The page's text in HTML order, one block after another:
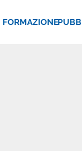
FORMAZIONE